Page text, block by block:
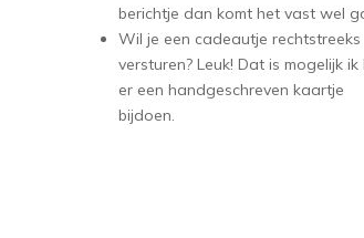
berichtje dan komt het vast wel
Wil je een cadeautje rechtstreeks
versturen? Leuk! Dat is mogelijk ik
er een handgeschreven kaartje
bijdoen.